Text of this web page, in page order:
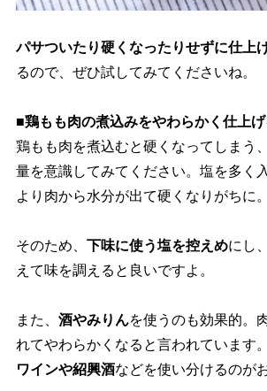
パサついたり硬くなったりせずに仕上
るので、ぜひ試してみてくださいね。
■鶏もも肉の煮込みをやわらかく仕上
鶏もも肉を煮込むと硬くなってしまう
量を意識してみてください。塩を多く
より肉から水分が出て硬くなりがちに。
そのため、 下味に使う塩を控えめにし
えて味を調えると良いですよ。
また、 酒やみりんを使うのも効果的。
れてやわらかくなると言われています
ワインや紹興酒などを使い分けるのが